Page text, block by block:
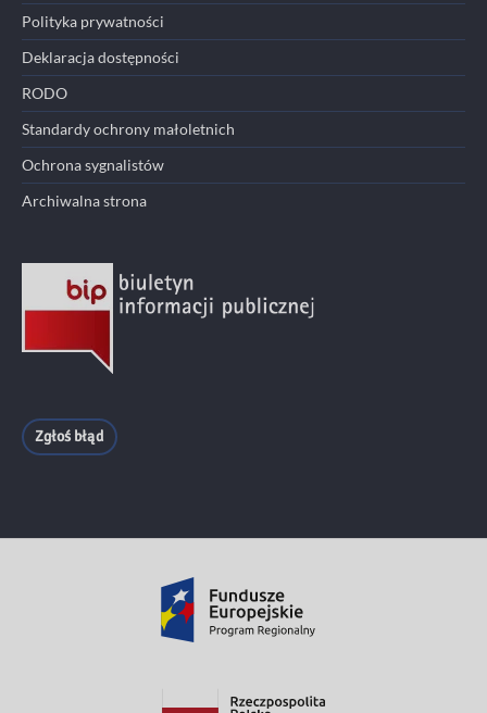
Polityka prywatności
Deklaracja dostępności
RODO
Standardy ochrony małoletnich
Ochrona sygnalistów
Archiwalna strona
Zgłoś błąd